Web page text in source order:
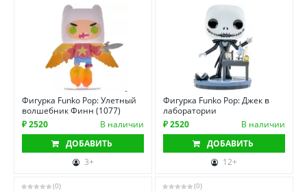
Фигурка Funko Pop: Улетный
волшебник Финн (1077)
₽ 2520
В наличии
ДОБАВИТЬ
3+
Фигурка Funko Pop: Джек в
лаборатории
₽ 2520
В наличии
ДОБАВИТЬ
12+
(0) (0)